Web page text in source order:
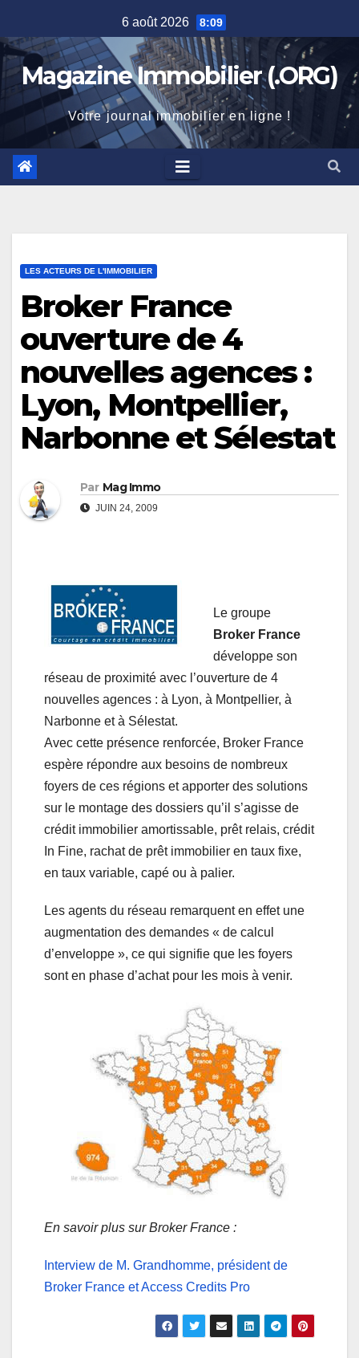
to
content
6 août 2026 8:09
Magazine Immobilier (.ORG)
Votre journal immobilier en ligne !
LES ACTEURS DE L'IMMOBILIER
Broker France
ouverture de 4
nouvelles agences :
Lyon, Montpellier,
Narbonne et Sélestat
Par Mag Immo
JUIN 24, 2009
Le groupe
Broker France
développe son
réseau de proximité avec l’ouverture de 4
nouvelles agences : à Lyon, à Montpellier, à
Narbonne et à Sélestat.
Avec cette présence renforcée, Broker France
espère répondre aux besoins de nombreux
foyers de ces régions et apporter des solutions
sur le montage des dossiers qu’il s’agisse de
crédit immobilier amortissable, prêt relais, crédit
In Fine, rachat de prêt immobilier en taux fixe,
en taux variable, capé ou à palier.
Les agents du réseau remarquent en effet une
augmentation des demandes « de calcul
d’enveloppe », ce qui signifie que les foyers
sont en phase d’achat pour les mois à venir.
En savoir plus sur Broker France :
Interview de M. Grandhomme, président de
Broker France et Access Credits Pro